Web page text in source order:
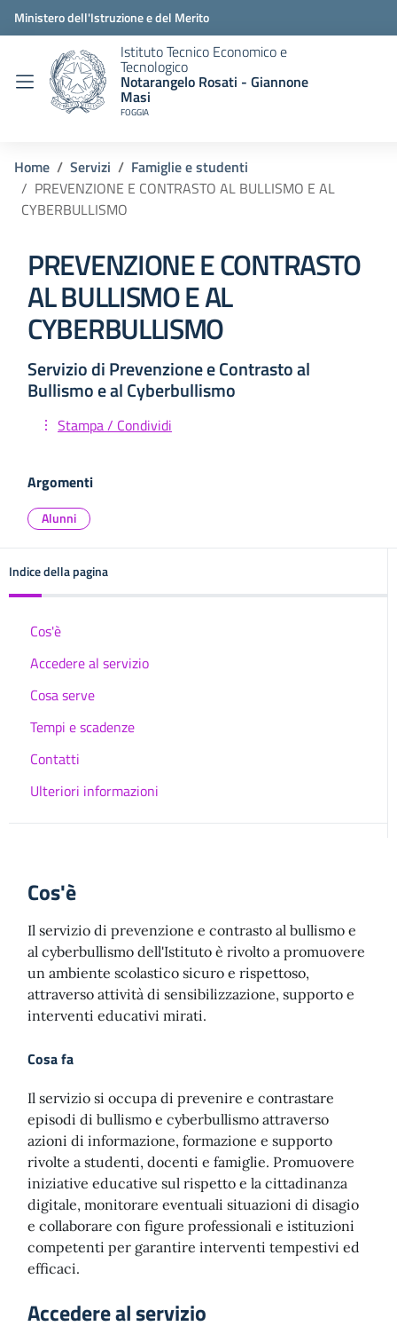
Ministero dell'Istruzione e del Merito
Istituto Tecnico Economico e
Tecnologico
Notarangelo Rosati - Giannone
Masi
FOGGIA
Home Servizi
Famiglie e studenti
PREVENZIONE E CONTRASTO AL BULLISMO E AL
CYBERBULLISMO
PREVENZIONE E CONTRASTO
AL BULLISMO E AL
CYBERBULLISMO
Servizio di Prevenzione e Contrasto al
Bullismo e al Cyberbullismo
Stampa / Condividi
Argomenti
Alunni
Indice della pagina
Cos'è
Accedere al servizio
Cosa serve
Tempi e scadenze
Contatti
Ulteriori informazioni
Cos'è
Il servizio di prevenzione e contrasto al bullismo e
al cyberbullismo dell'Istituto è rivolto a promuovere
un ambiente scolastico sicuro e rispettoso,
attraverso attività di sensibilizzazione, supporto e
interventi educativi mirati.
Cosa fa
Il servizio si occupa di prevenire e contrastare
episodi di bullismo e cyberbullismo attraverso
azioni di informazione, formazione e supporto
rivolte a studenti, docenti e famiglie. Promuovere
iniziative educative sul rispetto e la cittadinanza
digitale, monitorare eventuali situazioni di disagio
e collaborare con figure professionali e istituzioni
competenti per garantire interventi tempestivi ed
efficaci.
Accedere al servizio